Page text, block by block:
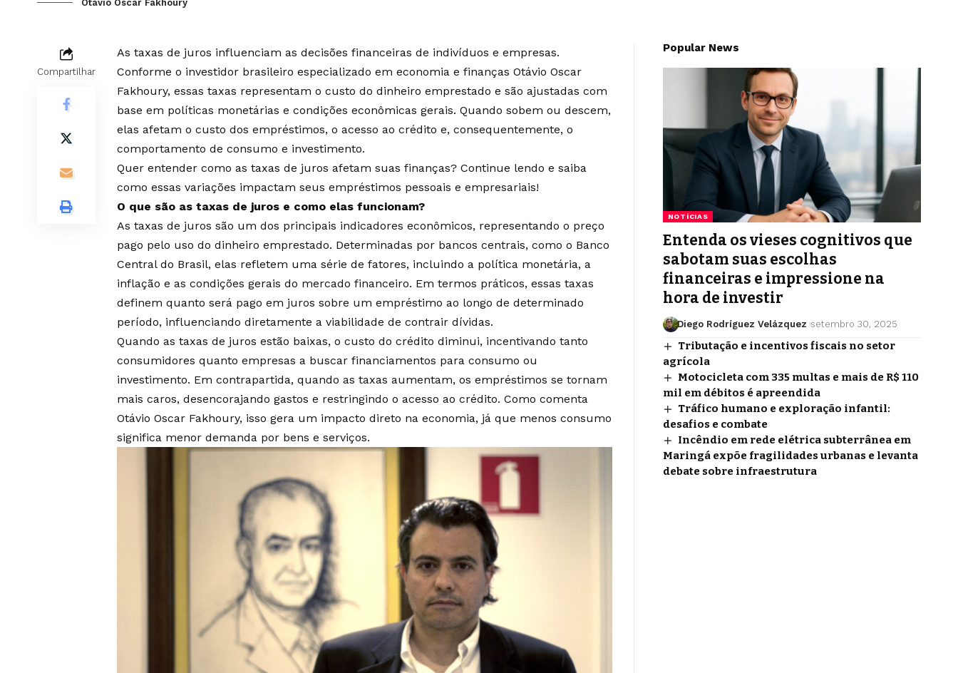
Otávio Oscar Fakhoury
Compartilhar
As taxas de juros influenciam as decisões financeiras de indivíduos e empresas.
Conforme o investidor brasileiro especializado em economia e finanças Otávio Oscar
Fakhoury, essas taxas representam o custo do dinheiro emprestado e são ajustadas com
base em políticas monetárias e condições econômicas gerais. Quando sobem ou descem,
elas afetam o custo dos empréstimos, o acesso ao crédito e, consequentemente, o
comportamento de consumo e investimento.
Quer entender como as taxas de juros afetam suas finanças? Continue lendo e saiba
como essas variações impactam seus empréstimos pessoais e empresariais!
O que são as taxas de juros e como elas funcionam?
As taxas de juros são um dos principais indicadores econômicos, representando o preço
pago pelo uso do dinheiro emprestado. Determinadas por bancos centrais, como o Banco
Central do Brasil, elas refletem uma série de fatores, incluindo a política monetária, a
inflação e as condições gerais do mercado financeiro. Em termos práticos, essas taxas
definem quanto será pago em juros sobre um empréstimo ao longo de determinado
período, influenciando diretamente a viabilidade de contrair dívidas.
Quando as taxas de juros estão baixas, o custo do crédito diminui, incentivando tanto
consumidores quanto empresas a buscar financiamentos para consumo ou
investimento. Em contrapartida, quando as taxas aumentam, os empréstimos se tornam
mais caros, desencorajando gastos e restringindo o acesso ao crédito. Como comenta
Otávio Oscar Fakhoury, isso gera um impacto direto na economia, já que menos consumo
significa menor demanda por bens e serviços.
Popular News
NOTÍCIAS
Entenda os vieses cognitivos que
sabotam suas escolhas
financeiras e impressione na
hora de investir
Diego Rodríguez Velázquez setembro 30, 2025
Tributação e incentivos fiscais no setor
agrícola
Motocicleta com 335 multas e mais de R$ 110
mil em débitos é apreendida
Tráfico humano e exploração infantil:
desafios e combate
Incêndio em rede elétrica subterrânea em
Maringá expõe fragilidades urbanas e levanta
debate sobre infraestrutura